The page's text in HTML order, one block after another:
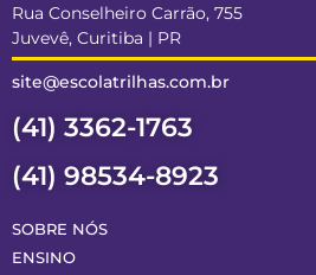
Rua Conselheiro Carrão, 755
Juvevê, Curitiba | PR
site@escolatrilhas.com.br
(41) 3362-1763
(41) 98534-8923
SOBRE NÓS
ENSINO